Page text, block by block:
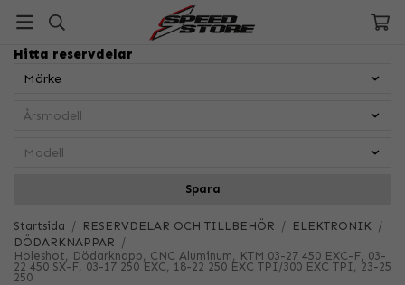
Hitta reservdelar
Spara
Startsida / RESERVDELAR OCH TILLBEHÖR / ELEKTRONIK /
DÖDARKNAPPAR /
Holeshot, Dödarknapp, CNC Aluminum, KTM 03-27 450 EXC-F, 03-
22 450 SX-F, 03-17 250 EXC, 18-22 250 EXC TPI/300 EXC TPI, 23-25
250